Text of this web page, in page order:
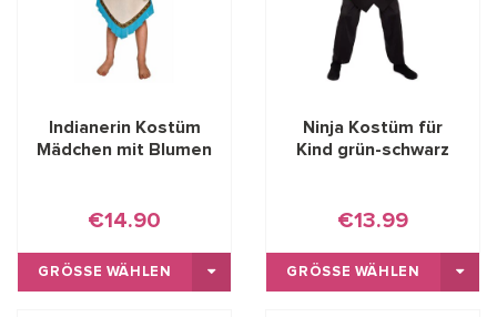
Indianerin Kostüm
Mädchen mit Blumen
€14.90
GRÖSSE WÄHLEN
Ninja Kostüm für
Kind grün-schwarz
€13.99
GRÖSSE WÄHLEN